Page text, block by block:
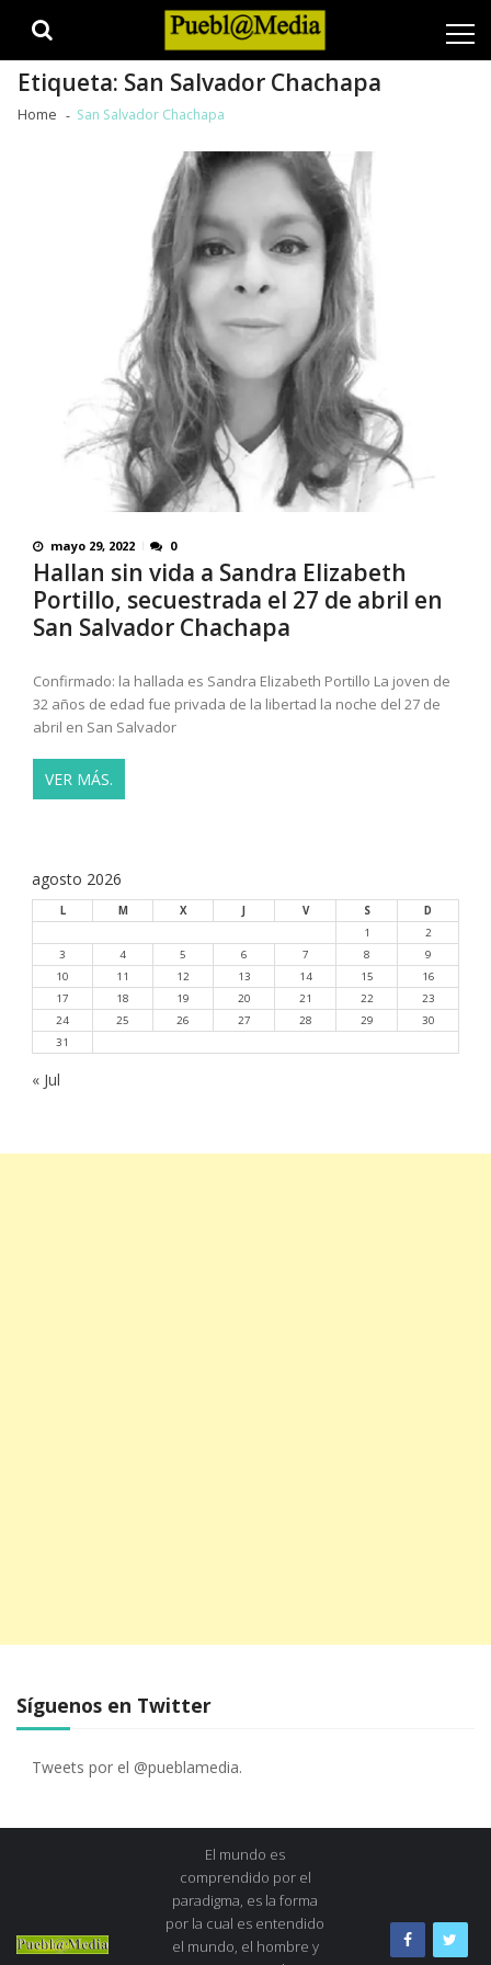
Etiqueta: San Salvador Chachapa
Home San Salvador Chachapa
mayo 29, 2022 0
Hallan sin vida a Sandra Elizabeth
Portillo, secuestrada el 27 de abril en
San Salvador Chachapa
Confirmado: la hallada es Sandra Elizabeth Portillo La joven de
32 años de edad fue privada de la libertad la noche del 27 de
abril en San Salvador
VER MÁS.
agosto 2026
L M X V S
D
1
2
3
4 5 6 7 8
9
10
11 12 13 14 15
16
17
18 19 20 21 22
23
24
25 26 27 28 29
30
31
« Jul
Síguenos en Twitter
Tweets por el @pueblamedia.
El mundo es
comprendido por el
paradigma, es la forma
por la cual es entendido
el mundo, el hombre y